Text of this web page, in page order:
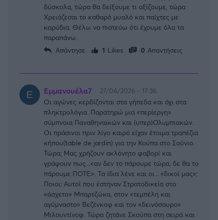
δύσκολα, τώρα θα δείξουμε τι αξίζουμε, τώρα
Χρειάζεσαι το καθαρό μυαλό και παίχτες με
καρύδια. Θέλω να πιστεύω ότι έχουμε όλα τα
παραπάνω.
Απάντησε
1 Likes 0 Απαντήσεις
Εμμανουέλα7
27/04/2026 - 17:36
Οι αγώνες κερδίζονται στα γήπεδα και όχι στα
πληκτρολόγια. Παρατηρώ μια «περίεργη»
σύμπνοια Παναθηναϊκών και (υπερ)Ολυμπιακών.
Οι πράσινοι πριν λίγο καιρό είχαν έτοιμα τραπέζια
κήπου(table de jardin) για την Κούπα στο Σούνιο.
Τώρα; Μας χρήζουν ακλόνητο φαβορί και
γράφουν πως...<αν δεν το πάρουμε τώρα, δε θα το
πάρουμε ΠΟΤΕ>. Τα ίδια λένε και οι... «δικοί μας»;
Ποιοι; Αυτοί που έστηναν Στρατοδικεία στο
«άσχετο» Μπαρτζώκα, στον «τεμπέλη και
αγύμναστο» Βεζένκοφ και τον «δεινόσαυρο»
Μιλουντίνοφ. Τώρα ζητάνε Σκούπα στη σειρά και